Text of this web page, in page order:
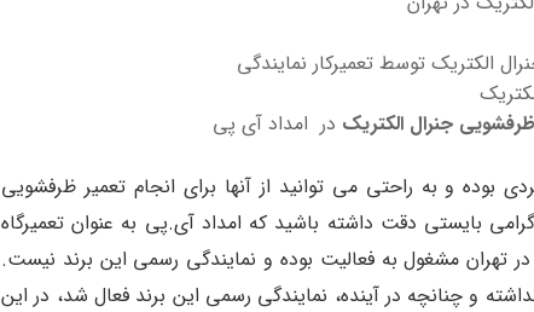
الکتریک توسط تعمیرکار نمایندگی
جنرال الکتریک در امداد آی پی
بوده و به راحتی می توانید از آنها برای انجام تعمیر ظرفشویی
بایستی دقت داشته باشید که امداد آی.پی به عنوان تعمیرگاه
تهران مشغول به فعالیت بوده و نمایندگی رسمی این برند نیست.
و چنانچه در آینده، نمایندگی رسمی این برند فعال شد، در این